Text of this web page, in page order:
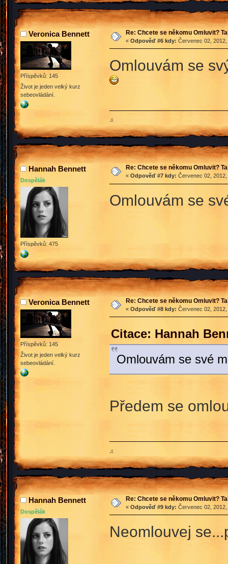
Veronica Bennett
Příspěvků: 145
Život je jeden velký kurz
sebeovládání.
Re: Chcete se někomu Omluvit?
« Odpověď #6 kdy: Červenec 02,
Omlouvám se
♫
Hannah Bennett
Dospělák
Příspěvků: 475
Re: Chcete se někomu Omluvit?
« Odpověď #7 kdy: Červenec 02,
Omlouvám se
Veronica Bennett
Příspěvků: 145
Život je jeden velký kurz
sebeovládání.
Re: Chcete se někomu Omluvit?
« Odpověď #8 kdy: Červenec 02,
Citace: Hannah
Omlouvám se své
Předem se
♫
Hannah Bennett
Dospělák
Re: Chcete se někomu Omluvit?
« Odpověď #9 kdy: Červenec 02,
Neomlouvej